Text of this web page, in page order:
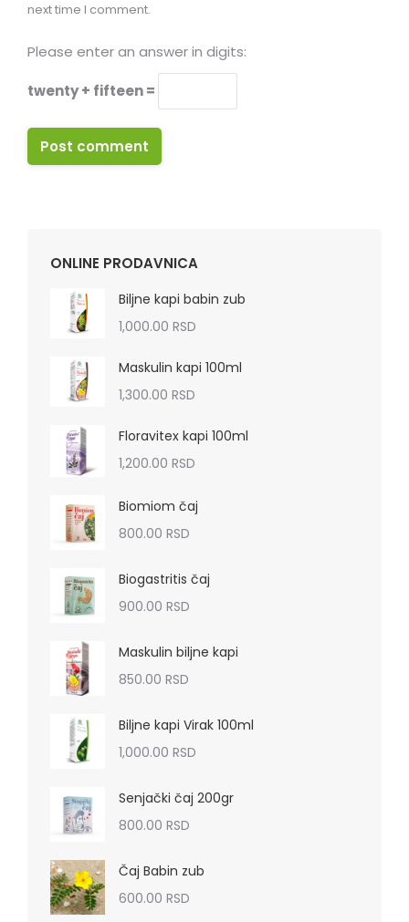
next time I comment.
Please enter an answer in digits:
twenty + fifteen =
Post comment
ONLINE PRODAVNICA
Biljne kapi babin zub
1,000.00 RSD
Maskulin kapi 100ml
1,300.00 RSD
Floravitex kapi 100ml
1,200.00 RSD
Biomiom čaj
800.00 RSD
Biogastritis čaj
900.00 RSD
Maskulin biljne kapi
850.00 RSD
Biljne kapi Virak 100ml
1,000.00 RSD
Senjački čaj 200gr
800.00 RSD
Čaj Babin zub
600.00 RSD